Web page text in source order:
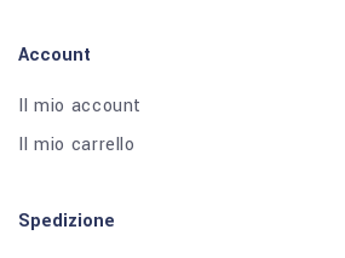
Account
Il mio account
Il mio carrello
Spedizione